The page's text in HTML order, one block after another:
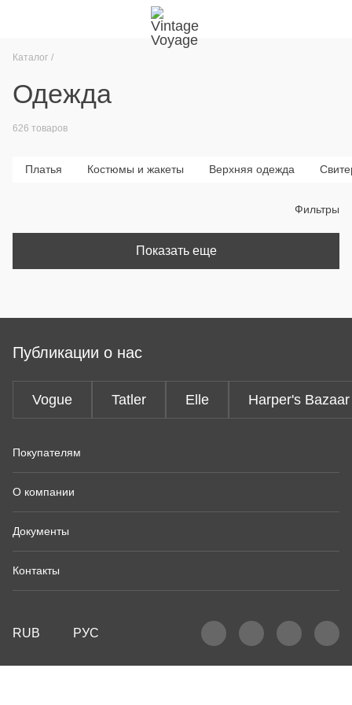
Каталог
Одежда
626 товаров
Платья Костюмы и жакеты Верхняя одежда
Фильтры
Показать еще
Публикации о нас
Vogue Tatler Elle Harper's Bazaar
Покупателям
О компании
Документы
Контакты
RUB РУС